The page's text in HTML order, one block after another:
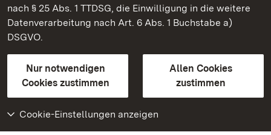
nach § 25 Abs. 1 TTDSG, die Einwilligung in die weitere
Datenverarbeitung nach Art. 6 Abs. 1 Buchstabe a)
DSGVO.
Nur notwendigen
Cookies zustimmen
Allen Cookies
zustimmen
Cookie-Einstellungen anzeigen
Staatliche Schlösser und Gärten Baden-Württemberg
Kontakt
GebärdenspracheLeichte Sprache
Erklärung zur Barrierefreiheit
BITV-konform (geprüfte Seiten)
Weiteres